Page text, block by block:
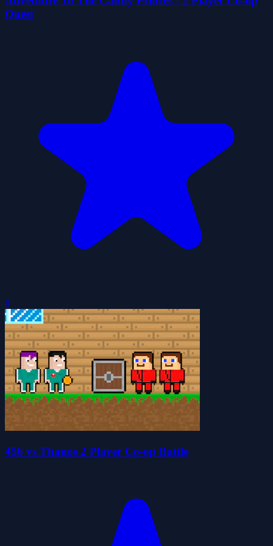
Quest
0
456 vs Thanos 2 Player Co-op Battle